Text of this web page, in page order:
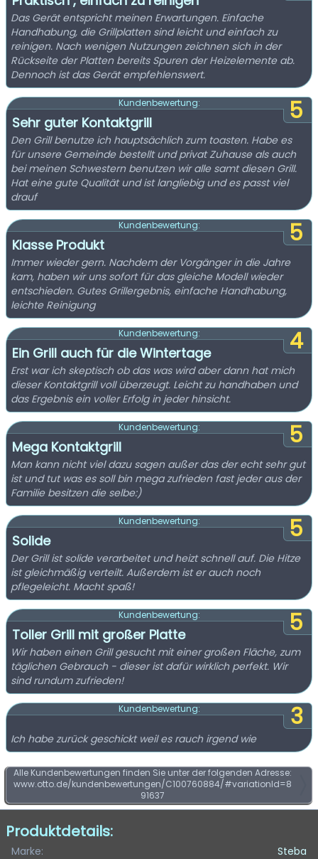
Das Gerät entspricht meinen Erwartungen. Einfache
Handhabung, die Grillplatten sind leicht und einfach zu
reinigen. Nach wenigen Nutzungen zeichnen sich in der
Rückseite der Platten bereits Spuren der Heizelemente ab.
Dennoch ist das Gerät empfehlenswert.
5
Kundenbewertung:
Sehr guter Kontaktgrill
Den Grill benutze ich hauptsächlich zum toasten. Habe es
für unsere Gemeinde bestellt und privat Zuhause als auch
bei meinen Schwestern benutzen wir alle samt diesen Grill.
Hat eine gute Qualität und ist langliebig und es passt viel
drauf
5
Kundenbewertung:
Klasse Produkt
Immer wieder gern. Nachdem der Vorgänger in die Jahre
kam, haben wir uns sofort für das gleiche Modell wieder
entschieden. Gutes Grillergebnis, einfache Handhabung,
leichte Reinigung
4
Kundenbewertung:
Ein Grill auch für die Wintertage
Erst war ich skeptisch ob das was wird aber dann hat mich
dieser Kontaktgrill voll überzeugt. Leicht zu handhaben und
das Ergebnis ein voller Erfolg in jeder hinsicht.
5
Kundenbewertung:
Mega Kontaktgrill
Man kann nicht viel dazu sagen außer das der echt sehr gut
ist und tut was es soll bin mega zufrieden fast jeder aus der
Familie besitzen die selbe:)
5
Kundenbewertung:
Solide
Der Grill ist solide verarbeitet und heizt schnell auf. Die Hitze
ist gleichmäßig verteilt. Außerdem ist er auch noch
pflegeleicht. Macht spaß!
5
Kundenbewertung:
Toller Grill mit großer Platte
Wir haben einen Grill gesucht mit einer großen Fläche, zum
täglichen Gebrauch - dieser ist dafür wirklich perfekt. Wir
sind rundum zufrieden!
3
Kundenbewertung:
Ich habe zurück geschickt weil es rauch irgend wie
Alle Kundenbewertungen finden Sie unter der folgenden Adresse:
www.otto.de/kundenbewertungen/C100760884/#variationId=8
91637
Produktdetails:
Marke:
Steba